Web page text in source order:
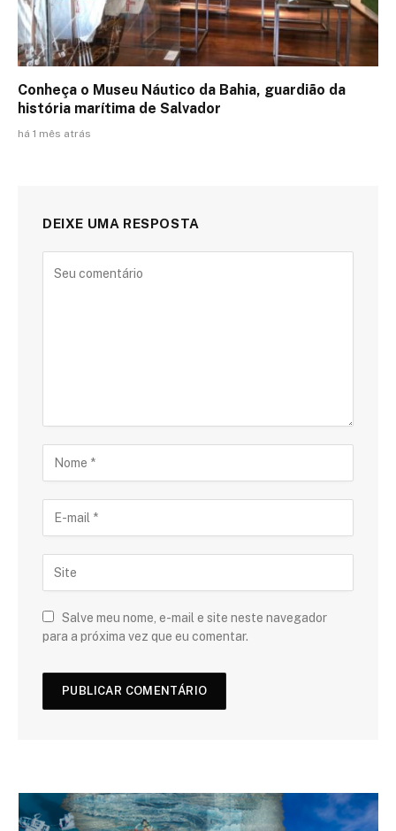
Conheça o Museu Náutico da Bahia, guardião da
história marítima de Salvador
há 1 mês atrás
DEIXE UMA RESPOSTA
Salve meu nome, e-mail e site neste navegador
para a próxima vez que eu comentar.